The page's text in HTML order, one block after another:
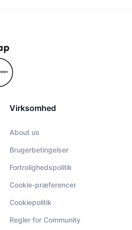
Virksomhed
About us
Brugerbetingelser
Fortrolighedspolitik
Cookie-præferencer
Cookiepolitik
Regler for Community